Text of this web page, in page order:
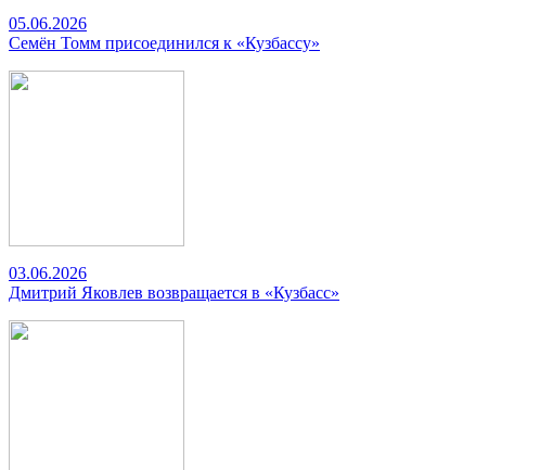
05.06.2026
Семён Томм присоединился к «Кузбассу»
03.06.2026
Дмитрий Яковлев возвращается в «Кузбасс»